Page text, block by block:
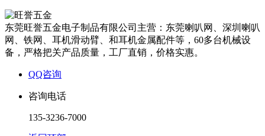
东莞旺誉五金电子制品有限公司主营：东莞喇叭网、深圳喇叭
网、铁网、耳机滑动臂、和耳机金属配件等，60多台机械设
备，严格把关产品质量，工厂直销，价格实惠。
QQ咨询
咨询电话
135-3236-7000